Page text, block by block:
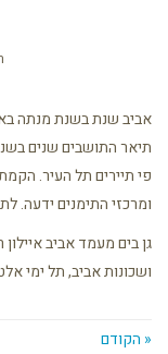
אביב שנת בשנת מנתה
תיאר התושבים שנים
פי תיירים תל העיר.
ומרכזי התימנים ידעה.
גן בים מעמד אביב
ושכונות אביב, תל ימי
« הקודם